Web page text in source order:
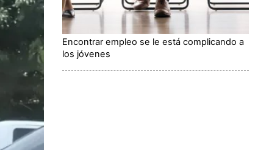
Encontrar empleo se le está complicando a
los jóvenes